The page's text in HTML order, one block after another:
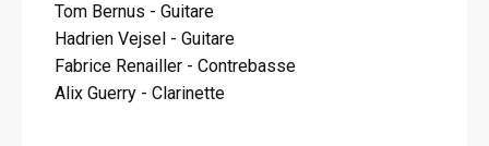
Tom Bernus - Guitare
Hadrien Vejsel - Guitare
Fabrice Renailler - Contrebasse
Alix Guerry ​- Clarinette